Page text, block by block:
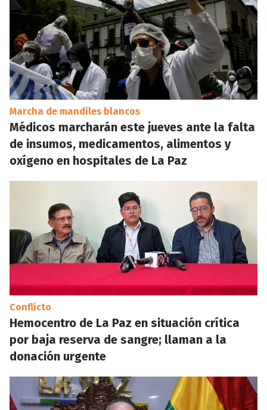
Marcha de mandiles blancos
Médicos marcharán este jueves ante la falta
de insumos, medicamentos, alimentos y
oxígeno en hospitales de La Paz
Conflicto
Hemocentro de La Paz en situación crítica
por baja reserva de sangre; llaman a la
donación urgente